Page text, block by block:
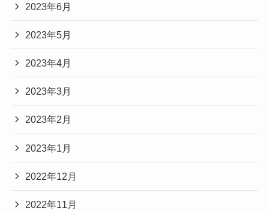
2023年6月
2023年5月
2023年4月
2023年3月
2023年2月
2023年1月
2022年12月
2022年11月